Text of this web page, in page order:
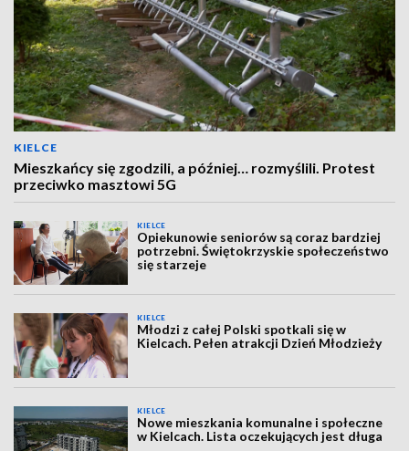
KIELCE
Mieszkańcy się zgodzili, a później… rozmyślili. Protest
przeciwko masztowi 5G
KIELCE
Opiekunowie seniorów są coraz bardziej
potrzebni. Świętokrzyskie społeczeństwo
się starzeje
KIELCE
Młodzi z całej Polski spotkali się w
Kielcach. Pełen atrakcji Dzień Młodzieży
KIELCE
Nowe mieszkania komunalne i społeczne
w Kielcach. Lista oczekujących jest długa